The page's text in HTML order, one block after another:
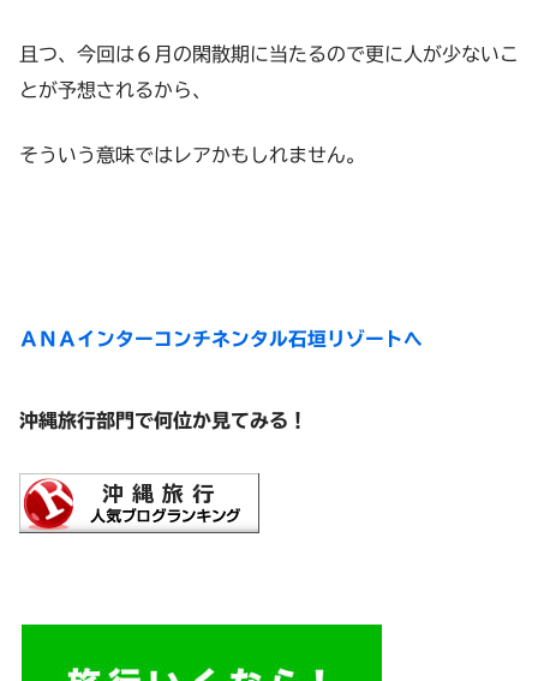
且つ、今回は６月の閑散期に当たるので更に人が少ないこ
とが予想されるから、
そういう意味ではレアかもしれません。
ＡＮＡインターコンチネンタル石垣リゾートへ
沖縄旅行部門で何位か見てみる！